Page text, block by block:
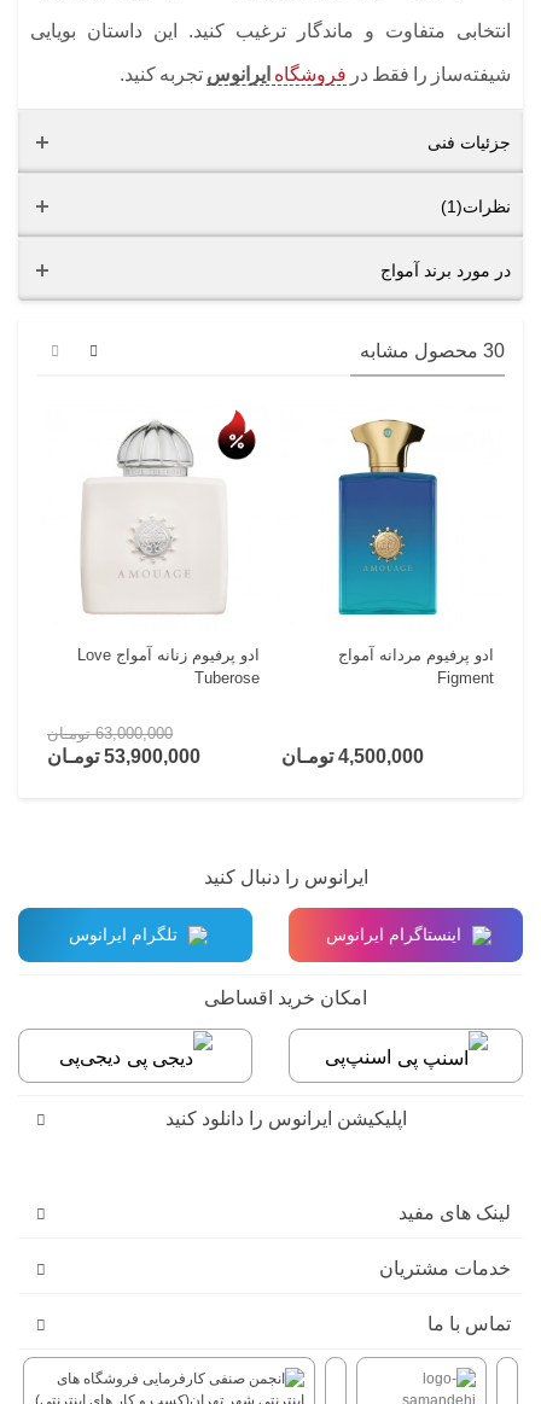
انتخابی متفاوت و ماندگار ترغیب کنید. این داستان بویایی
شیفته‌ساز را فقط در فروشگاه ایرانوس تجربه کنید.
جزئیات فنی
نظرات(1)
در مورد برند آمواج
30 محصول مشابه
ادو پرفیوم زنانه آمواج Love
Tuberose
53,900,000 تومـان
63,000,000 تومـان
ادو پرفیوم مردانه آمواج
Figment
4,500,000 تومـان
ایرانوس را دنبال کنید
تلگرام ایرانوس اینستاگرام ایرانوس
امکان خرید اقساطی
اسنپ‌پی دیجی‌پی
اپلیکیشن ایرانوس را دانلود کنید
لینک های مفید
خدمات مشتریان
تماس با ما